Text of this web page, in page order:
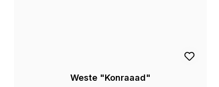
Weste "Konraaad"